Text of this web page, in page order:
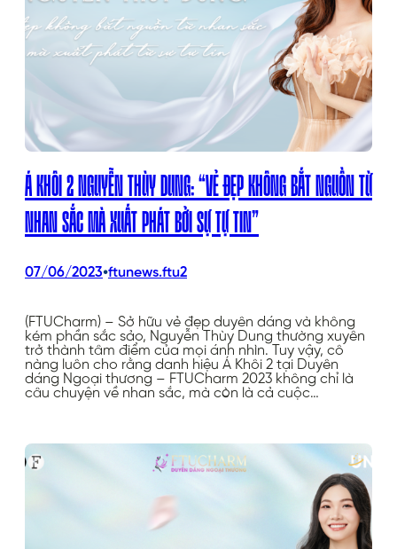
Á KHÔI 2 NGUYỄN THÙY DUNG: “VẺ ĐẸP KHÔNG BẮT NGUỒN TỪ
NHAN SẮC MÀ XUẤT PHÁT BỞI SỰ TỰ TIN”
07/06/2023•ftunews.ftu2
(FTUCharm) – Sở hữu vẻ đẹp duyên dáng và không
kém phần sắc sảo, Nguyễn Thùy Dung thường xuyên
trở thành tâm điểm của mọi ánh nhìn. Tuy vậy, cô
nàng luôn cho rằng danh hiệu Á Khôi 2 tại Duyên
dáng Ngoại thương – FTUCharm 2023 không chỉ là
câu chuyện về nhan sắc, mà còn là cả cuộc…